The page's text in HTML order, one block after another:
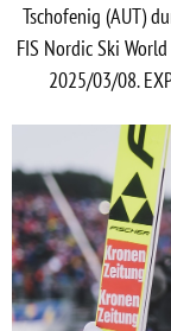
Tschofenig (AUT)
FIS Nordic Ski
2025/03/08.